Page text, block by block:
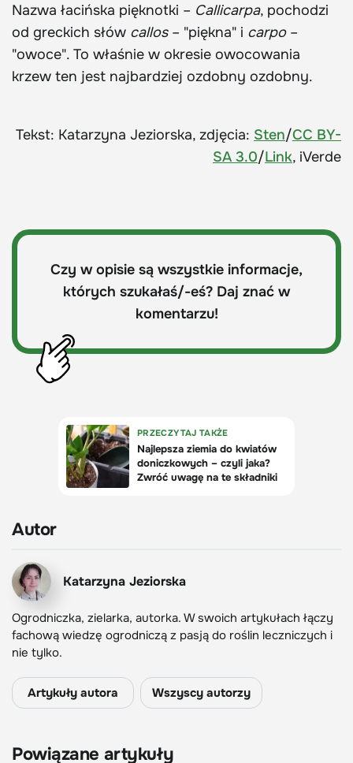
Nazwa łacińska pięknotki – Callicarpa, pochodzi
od greckich słów callos– "piękna" i carpo–
"owoce". To właśnie w okresie owocowania
krzew ten jest najbardziej ozdobny ozdobny.
Tekst: Katarzyna Jeziorska, zdjęcia: Sten/CC BY-
SA 3.0/Link, iVerde
Czy w opisie są wszystkie informacje,
których szukałaś/-eś? Daj znać w
komentarzu!
Autor
Katarzyna Jeziorska
Ogrodniczka, zielarka, autorka. W swoich artykułach łączy
fachową wiedzę ogrodniczą z pasją do roślin leczniczych i
nie tylko.
Artykuły autora Wszyscy autorzy
Powiązane artykuły